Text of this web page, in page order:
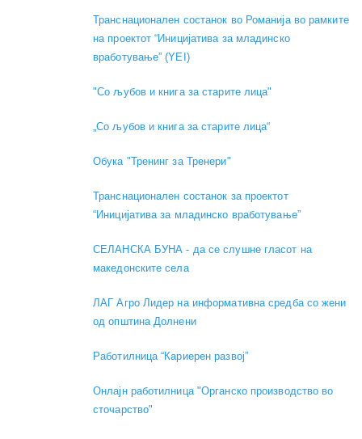
Транснационален состанок во Романија во рамките
на проектот “Иницијатива за младинско
вработување” (YEI)
"Со љубов и книга за старите лица"
„Со љубов и книга за старите лица“
Обука "Тренинг за Тренери"
Транснационален состанок за проектот
“Иницијатива за младинско вработување”
СЕЛАНСКА БУНА - да се слушне гласот на
македонските села
ЛАГ Агро Лидер на информативна средба со жени
од општина Долнени
Работилница “Кариерен развој”
Онлајн работилница "Органско производство во
сточарство"